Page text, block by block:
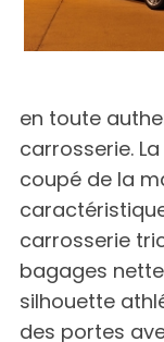
en toute
carrosserie.
coupé de la
carrosserie
bagages
silhouette
des portes